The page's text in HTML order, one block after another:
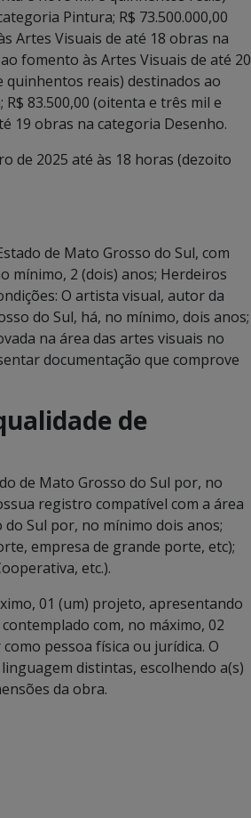
Pintura; R$ 73.500.000,00
Artes Visuais de até 18 obras na
fomento às Artes Visuais de até 20
quinhentos reais) destinados ao
83.500,00 (oitenta e três mil e
19 obras na categoria Desenho.
de 2025 até às 18 horas (dezoito
de Mato Grosso do Sul, com
mínimo, 2 (dois) anos; Herdeiros
O artista visual, autor da
do Sul, há, no mínimo, dois anos;
na área das artes visuais no
documentação que comprove
de
de Mato Grosso do Sul por, no
registro compatível com a área
Sul por, no mínimo dois anos;
empresa de grande porte, etc);
etc.).
01 (um) projeto, apresentando
com, no máximo, 02
pessoa física ou jurídica. O
distintas, escolhendo a(s)
da obra.